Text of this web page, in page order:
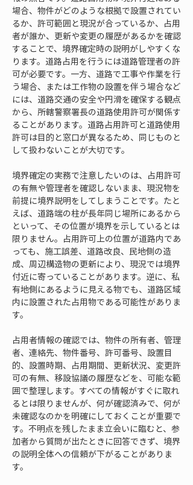
場合、物件がどのような根拠で設置されてい
るか、許可範囲と現況が合っているか、占用
者が誰か、更新や変更の履歴があるかを確認
することで、境界確定時の説明がしやすくな
ります。道路占用を行うには道路管理者の許
可が必要です。一方、道路で工事や作業を行
う場合、または工作物の設置を伴う場合など
には、道路交通の安全や円滑を確保する観点
から、所轄警察署長の道路使用許可が関係す
ることがあります。道路占用許可と道路使用
許可は目的と窓口が異なるため、同じものと
して扱わないことが大切です。
境界確定の実務で注意したいのは、占用許可
の有無や管理者を確認しないまま、現況物を
前提に境界説明をしてしまうことです。たと
えば、道路端の柱が長年同じ場所にあるから
といって、その位置が境界を示しているとは
限りません。占用許可上の位置が道路内であ
っても、施工誤差、道路改良、民地側の造
成、周辺構造物の更新により、現況では境界
付近に寄っていることがあります。逆に、私
有地側にあるように見える物でも、道路区域
内に設置された占用物である可能性がありま
す。
占用者情報の確認では、物件の所有者、管理
者、連絡先、物件番号、許可番号、設置目
的、設置時期、占用期間、更新状況、変更許
可の有無、移設協議の履歴などを、可能な範
囲で整理します。すべての情報がすぐに取れ
るとは限りませんが、何が確認済みで、何が
未確認なのかを明確にしておくことが重要で
す。不明点を残したまま立会いに臨むと、参
加者から質問が出たときに回答できず、境界
の説明全体への信頼が下がることがありま
す。